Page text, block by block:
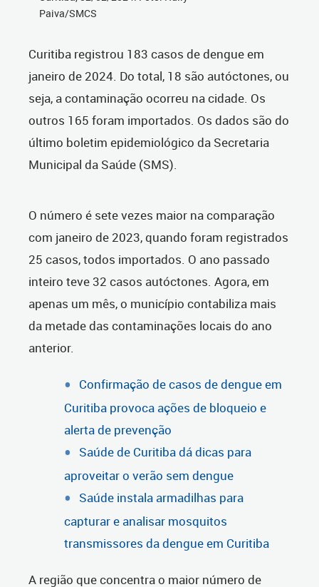
Paiva/SMCS
Curitiba registrou 183 casos de dengue em
janeiro de 2024. Do total, 18 são autóctones, ou
seja, a contaminação ocorreu na cidade. Os
outros 165 foram importados. Os dados são do
último boletim epidemiológico da Secretaria
Municipal da Saúde (SMS).
O número é sete vezes maior na comparação
com janeiro de 2023, quando foram registrados
25 casos, todos importados. O ano passado
inteiro teve 32 casos autóctones. Agora, em
apenas um mês, o município contabiliza mais
da metade das contaminações locais do ano
anterior.
Confirmação de casos de dengue em
Curitiba provoca ações de bloqueio e
alerta de prevenção
Saúde de Curitiba dá dicas para
aproveitar o verão sem dengue
Saúde instala armadilhas para
capturar e analisar mosquitos
transmissores da dengue em Curitiba
A região que concentra o maior número de